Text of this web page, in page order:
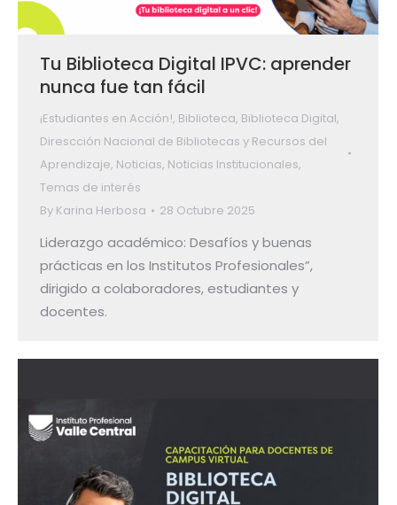
Tu Biblioteca Digital IPVC: aprender
nunca fue tan fácil
¡Estudiantes en Acción!, Biblioteca, Biblioteca Digital,
Direscción Nacional de Bibliotecas y Recursos del
Aprendizaje, Noticias, Noticias Institucionales,
Temas de interés
By Karina Herbosa 28 Octubre 2025
Liderazgo académico: Desafíos y buenas
prácticas en los Institutos Profesionales”,
dirigido a colaboradores, estudiantes y
docentes.